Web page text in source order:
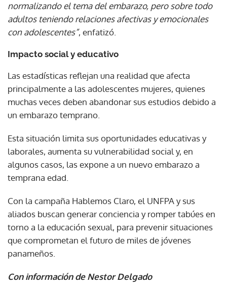
normalizando el tema del embarazo, pero sobre todo
adultos teniendo relaciones afectivas y emocionales
con adolescentes”, enfatizó.
Impacto social y educativo
Las estadísticas reflejan una realidad que afecta
principalmente a las adolescentes mujeres, quienes
muchas veces deben abandonar sus estudios debido a
un embarazo temprano.
Esta situación limita sus oportunidades educativas y
laborales, aumenta su vulnerabilidad social y, en
algunos casos, las expone a un nuevo embarazo a
temprana edad.
Con la campaña Hablemos Claro, el UNFPA y sus
aliados buscan generar conciencia y romper tabúes en
torno a la educación sexual, para prevenir situaciones
que comprometan el futuro de miles de jóvenes
panameños.
Con información de Nestor Delgado